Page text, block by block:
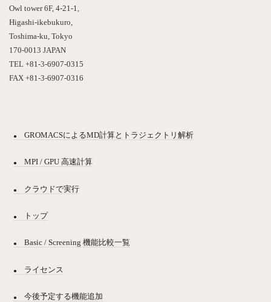
Owl tower 6F, 4-21-1,
Higashi-ikebukuro,
Toshima-ku, Tokyo
170-0013 JAPAN
TEL +81-3-6907-0315
FAX +81-3-6907-0316
GROMACSによるMD計算とトラジェクトリ解析
MPI / GPU 高速計算
クラウドで実行
トップ
Basic / Screening 機能比較一覧
ライセンス
今後予定する機能追加